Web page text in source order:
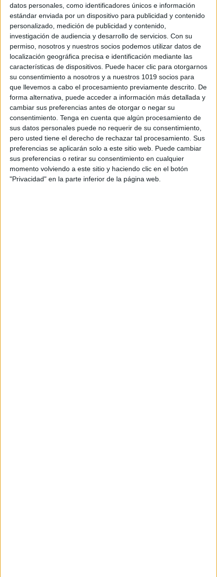
datos personales, como identificadores únicos e información
estándar enviada por un dispositivo para publicidad y contenido
personalizado, medición de publicidad y contenido,
investigación de audiencia y desarrollo de servicios. Con su
permiso, nosotros y nuestros socios podemos utilizar datos de
localización geográfica precisa e identificación mediante las
características de dispositivos. Puede hacer clic para otorgarnos
su consentimiento a nosotros y a nuestros 1019 socios para
que llevemos a cabo el procesamiento previamente descrito. De
forma alternativa, puede acceder a información más detallada y
cambiar sus preferencias antes de otorgar o negar su
consentimiento. Tenga en cuenta que algún procesamiento de
sus datos personales puede no requerir de su consentimiento,
pero usted tiene el derecho de rechazar tal procesamiento. Sus
preferencias se aplicarán solo a este sitio web. Puede cambiar
sus preferencias o retirar su consentimiento en cualquier
momento volviendo a este sitio y haciendo clic en el botón
"Privacidad" en la parte inferior de la página web.
recuerdo del curso o como parte de un portafolio
personal. Es un recurso excelente pararomper el
hielo, conocerse mejor y trabajar la identidad
personalen el aula.